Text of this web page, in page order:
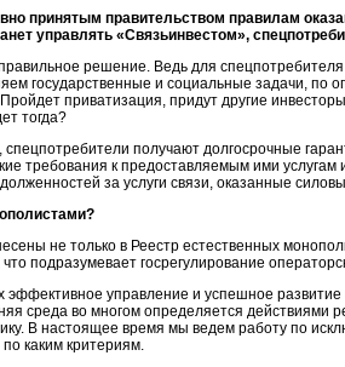
принятым правительством правилам
управлять «Связьинвестом»,
решение. Ведь для
государственные и социальные задачи, по
приватизация, придут другие
тогда?
получают долгосрочные
требования к предоставляемым ими
за услуги связи, оказанные
не только в Реестр естественных
подразумевает госрегулирование
эффективное управление и успешное
среда во многом определяется
В настоящее время мы ведем работу по
каким критериям.